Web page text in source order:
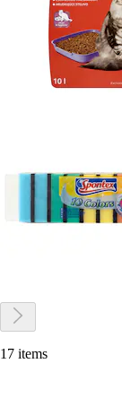
17 items